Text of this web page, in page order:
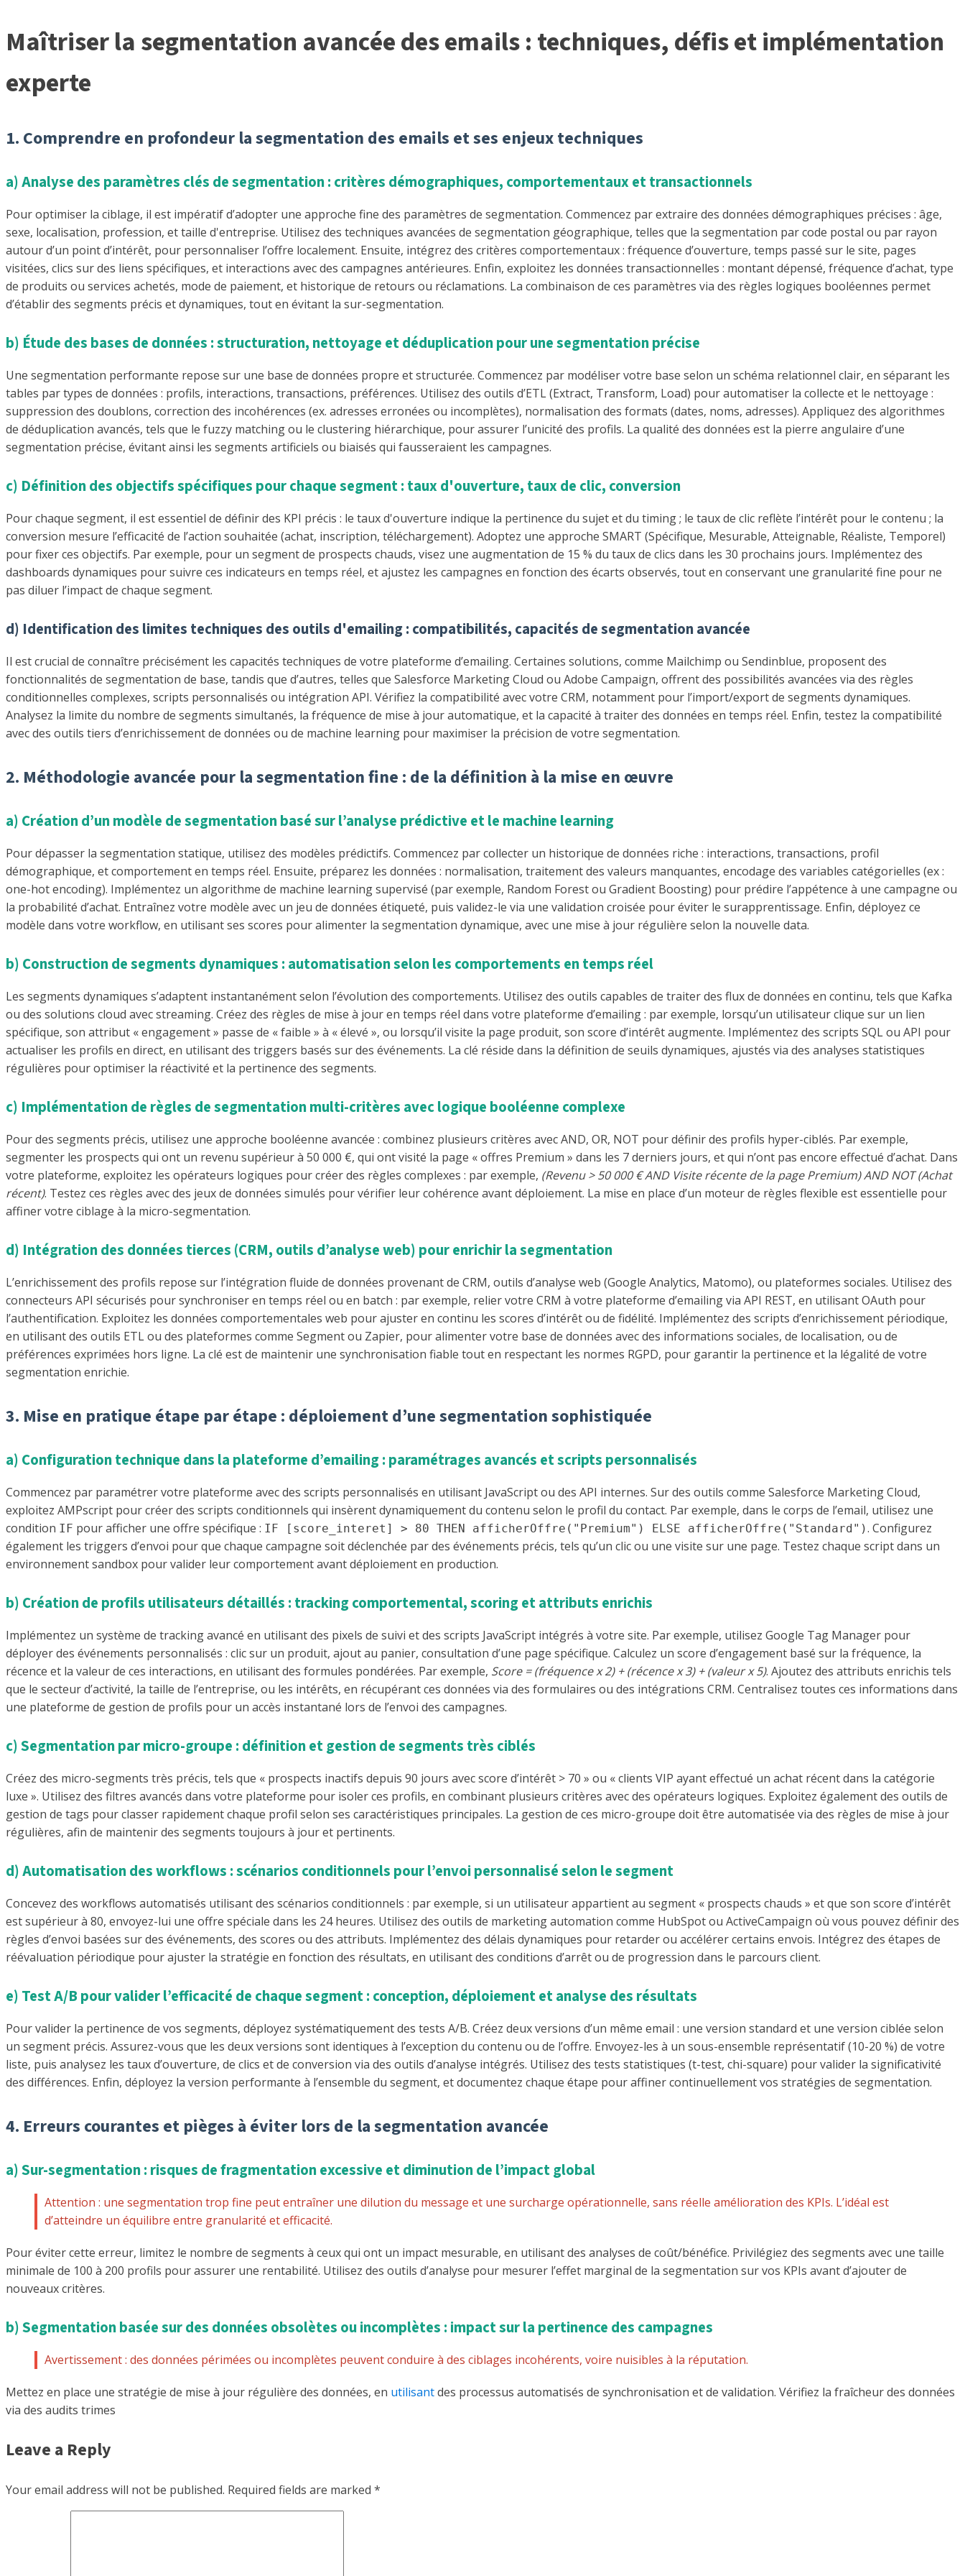
Maîtriser la segmentation avancée des emails : techniques, défis et implémentation
experte
1. Comprendre en profondeur la segmentation des emails et ses enjeux techniques
a) Analyse des paramètres clés de segmentation : critères démographiques, comportementaux et transactionnels
Pour optimiser la ciblage, il est impératif d’adopter une approche fine des paramètres de segmentation. Commencez par extraire des données démographiques précises : âge,
sexe, localisation, profession, et taille d'entreprise. Utilisez des techniques avancées de segmentation géographique, telles que la segmentation par code postal ou par rayon
autour d’un point d’intérêt, pour personnaliser l’offre localement. Ensuite, intégrez des critères comportementaux : fréquence d’ouverture, temps passé sur le site, pages
visitées, clics sur des liens spécifiques, et interactions avec des campagnes antérieures. Enfin, exploitez les données transactionnelles : montant dépensé, fréquence d’achat, type
de produits ou services achetés, mode de paiement, et historique de retours ou réclamations. La combinaison de ces paramètres via des règles logiques booléennes permet
d’établir des segments précis et dynamiques, tout en évitant la sur-segmentation.
b) Étude des bases de données : structuration, nettoyage et déduplication pour une segmentation précise
Une segmentation performante repose sur une base de données propre et structurée. Commencez par modéliser votre base selon un schéma relationnel clair, en séparant les
tables par types de données : profils, interactions, transactions, préférences. Utilisez des outils d’ETL (Extract, Transform, Load) pour automatiser la collecte et le nettoyage :
suppression des doublons, correction des incohérences (ex. adresses erronées ou incomplètes), normalisation des formats (dates, noms, adresses). Appliquez des algorithmes
de déduplication avancés, tels que le fuzzy matching ou le clustering hiérarchique, pour assurer l’unicité des profils. La qualité des données est la pierre angulaire d’une
segmentation précise, évitant ainsi les segments artificiels ou biaisés qui fausseraient les campagnes.
c) Définition des objectifs spécifiques pour chaque segment : taux d'ouverture, taux de clic, conversion
Pour chaque segment, il est essentiel de définir des KPI précis : le taux d'ouverture indique la pertinence du sujet et du timing ; le taux de clic reflète l’intérêt pour le contenu ; la
conversion mesure l’efficacité de l’action souhaitée (achat, inscription, téléchargement). Adoptez une approche SMART (Spécifique, Mesurable, Atteignable, Réaliste, Temporel)
pour fixer ces objectifs. Par exemple, pour un segment de prospects chauds, visez une augmentation de 15 % du taux de clics dans les 30 prochains jours. Implémentez des
dashboards dynamiques pour suivre ces indicateurs en temps réel, et ajustez les campagnes en fonction des écarts observés, tout en conservant une granularité fine pour ne
pas diluer l’impact de chaque segment.
d) Identification des limites techniques des outils d'emailing : compatibilités, capacités de segmentation avancée
Il est crucial de connaître précisément les capacités techniques de votre plateforme d’emailing. Certaines solutions, comme Mailchimp ou Sendinblue, proposent des
fonctionnalités de segmentation de base, tandis que d’autres, telles que Salesforce Marketing Cloud ou Adobe Campaign, offrent des possibilités avancées via des règles
conditionnelles complexes, scripts personnalisés ou intégration API. Vérifiez la compatibilité avec votre CRM, notamment pour l’import/export de segments dynamiques.
Analysez la limite du nombre de segments simultanés, la fréquence de mise à jour automatique, et la capacité à traiter des données en temps réel. Enfin, testez la compatibilité
avec des outils tiers d’enrichissement de données ou de machine learning pour maximiser la précision de votre segmentation.
2. Méthodologie avancée pour la segmentation fine : de la définition à la mise en œuvre
a) Création d’un modèle de segmentation basé sur l’analyse prédictive et le machine learning
Pour dépasser la segmentation statique, utilisez des modèles prédictifs. Commencez par collecter un historique de données riche : interactions, transactions, profil
démographique, et comportement en temps réel. Ensuite, préparez les données : normalisation, traitement des valeurs manquantes, encodage des variables catégorielles (ex :
one-hot encoding). Implémentez un algorithme de machine learning supervisé (par exemple, Random Forest ou Gradient Boosting) pour prédire l’appétence à une campagne ou
la probabilité d’achat. Entraînez votre modèle avec un jeu de données étiqueté, puis validez-le via une validation croisée pour éviter le surapprentissage. Enfin, déployez ce
modèle dans votre workflow, en utilisant ses scores pour alimenter la segmentation dynamique, avec une mise à jour régulière selon la nouvelle data.
b) Construction de segments dynamiques : automatisation selon les comportements en temps réel
Les segments dynamiques s’adaptent instantanément selon l’évolution des comportements. Utilisez des outils capables de traiter des flux de données en continu, tels que Kafka
ou des solutions cloud avec streaming. Créez des règles de mise à jour en temps réel dans votre plateforme d’emailing : par exemple, lorsqu’un utilisateur clique sur un lien
spécifique, son attribut « engagement » passe de « faible » à « élevé », ou lorsqu’il visite la page produit, son score d’intérêt augmente. Implémentez des scripts SQL ou API pour
actualiser les profils en direct, en utilisant des triggers basés sur des événements. La clé réside dans la définition de seuils dynamiques, ajustés via des analyses statistiques
régulières pour optimiser la réactivité et la pertinence des segments.
c) Implémentation de règles de segmentation multi-critères avec logique booléenne complexe
Pour des segments précis, utilisez une approche booléenne avancée : combinez plusieurs critères avec AND, OR, NOT pour définir des profils hyper-ciblés. Par exemple,
segmenter les prospects qui ont un revenu supérieur à 50 000 €, qui ont visité la page « offres Premium » dans les 7 derniers jours, et qui n’ont pas encore effectué d’achat. Dans
votre plateforme, exploitez les opérateurs logiques pour créer des règles complexes : par exemple, (Revenu > 50 000 € AND Visite récente de la page Premium) AND NOT (Achat
récent). Testez ces règles avec des jeux de données simulés pour vérifier leur cohérence avant déploiement. La mise en place d’un moteur de règles flexible est essentielle pour
affiner votre ciblage à la micro-segmentation.
d) Intégration des données tierces (CRM, outils d’analyse web) pour enrichir la segmentation
L’enrichissement des profils repose sur l’intégration fluide de données provenant de CRM, outils d’analyse web (Google Analytics, Matomo), ou plateformes sociales. Utilisez des
connecteurs API sécurisés pour synchroniser en temps réel ou en batch : par exemple, relier votre CRM à votre plateforme d’emailing via API REST, en utilisant OAuth pour
l’authentification. Exploitez les données comportementales web pour ajuster en continu les scores d’intérêt ou de fidélité. Implémentez des scripts d’enrichissement périodique,
en utilisant des outils ETL ou des plateformes comme Segment ou Zapier, pour alimenter votre base de données avec des informations sociales, de localisation, ou de
préférences exprimées hors ligne. La clé est de maintenir une synchronisation fiable tout en respectant les normes RGPD, pour garantir la pertinence et la légalité de votre
segmentation enrichie.
3. Mise en pratique étape par étape : déploiement d’une segmentation sophistiquée
a) Configuration technique dans la plateforme d’emailing : paramétrages avancés et scripts personnalisés
Commencez par paramétrer votre plateforme avec des scripts personnalisés en utilisant JavaScript ou des API internes. Sur des outils comme Salesforce Marketing Cloud,
exploitez AMPscript pour créer des scripts conditionnels qui insèrent dynamiquement du contenu selon le profil du contact. Par exemple, dans le corps de l’email, utilisez une
condition IF pour afficher une offre spécifique : IF [score_interet] > 80 THEN afficherOffre("Premium") ELSE afficherOffre("Standard"). Configurez
également les triggers d’envoi pour que chaque campagne soit déclenchée par des événements précis, tels qu’un clic ou une visite sur une page. Testez chaque script dans un
environnement sandbox pour valider leur comportement avant déploiement en production.
b) Création de profils utilisateurs détaillés : tracking comportemental, scoring et attributs enrichis
Implémentez un système de tracking avancé en utilisant des pixels de suivi et des scripts JavaScript intégrés à votre site. Par exemple, utilisez Google Tag Manager pour
déployer des événements personnalisés : clic sur un produit, ajout au panier, consultation d’une page spécifique. Calculez un score d’engagement basé sur la fréquence, la
récence et la valeur de ces interactions, en utilisant des formules pondérées. Par exemple, Score = (fréquence x 2) + (récence x 3) + (valeur x 5). Ajoutez des attributs enrichis tels
que le secteur d’activité, la taille de l’entreprise, ou les intérêts, en récupérant ces données via des formulaires ou des intégrations CRM. Centralisez toutes ces informations dans
une plateforme de gestion de profils pour un accès instantané lors de l’envoi des campagnes.
c) Segmentation par micro-groupe : définition et gestion de segments très ciblés
Créez des micro-segments très précis, tels que « prospects inactifs depuis 90 jours avec score d’intérêt > 70 » ou « clients VIP ayant effectué un achat récent dans la catégorie
luxe ». Utilisez des filtres avancés dans votre plateforme pour isoler ces profils, en combinant plusieurs critères avec des opérateurs logiques. Exploitez également des outils de
gestion de tags pour classer rapidement chaque profil selon ses caractéristiques principales. La gestion de ces micro-groupe doit être automatisée via des règles de mise à jour
régulières, afin de maintenir des segments toujours à jour et pertinents.
d) Automatisation des workflows : scénarios conditionnels pour l’envoi personnalisé selon le segment
Concevez des workflows automatisés utilisant des scénarios conditionnels : par exemple, si un utilisateur appartient au segment « prospects chauds » et que son score d’intérêt
est supérieur à 80, envoyez-lui une offre spéciale dans les 24 heures. Utilisez des outils de marketing automation comme HubSpot ou ActiveCampaign où vous pouvez définir des
règles d’envoi basées sur des événements, des scores ou des attributs. Implémentez des délais dynamiques pour retarder ou accélérer certains envois. Intégrez des étapes de
réévaluation périodique pour ajuster la stratégie en fonction des résultats, en utilisant des conditions d’arrêt ou de progression dans le parcours client.
e) Test A/B pour valider l’efficacité de chaque segment : conception, déploiement et analyse des résultats
Pour valider la pertinence de vos segments, déployez systématiquement des tests A/B. Créez deux versions d’un même email : une version standard et une version ciblée selon
un segment précis. Assurez-vous que les deux versions sont identiques à l’exception du contenu ou de l’offre. Envoyez-les à un sous-ensemble représentatif (10-20 %) de votre
liste, puis analysez les taux d’ouverture, de clics et de conversion via des outils d’analyse intégrés. Utilisez des tests statistiques (t-test, chi-square) pour valider la significativité
des différences. Enfin, déployez la version performante à l’ensemble du segment, et documentez chaque étape pour affiner continuellement vos stratégies de segmentation.
4. Erreurs courantes et pièges à éviter lors de la segmentation avancée
a) Sur-segmentation : risques de fragmentation excessive et diminution de l’impact global
Attention : une segmentation trop fine peut entraîner une dilution du message et une surcharge opérationnelle, sans réelle amélioration des KPIs. L’idéal est
d’atteindre un équilibre entre granularité et efficacité.
Pour éviter cette erreur, limitez le nombre de segments à ceux qui ont un impact mesurable, en utilisant des analyses de coût/bénéfice. Privilégiez des segments avec une taille
minimale de 100 à 200 profils pour assurer une rentabilité. Utilisez des outils d’analyse pour mesurer l’effet marginal de la segmentation sur vos KPIs avant d’ajouter de
nouveaux critères.
b) Segmentation basée sur des données obsolètes ou incomplètes : impact sur la pertinence des campagnes
Avertissement : des données périmées ou incomplètes peuvent conduire à des ciblages incohérents, voire nuisibles à la réputation.
Mettez en place une stratégie de mise à jour régulière des données, en utilisantdes processus automatisés de synchronisation et de validation. Vérifiez la fraîcheur des données
via des audits trimes
Leave a Reply
Your email address will not be published. Required fields are marked *